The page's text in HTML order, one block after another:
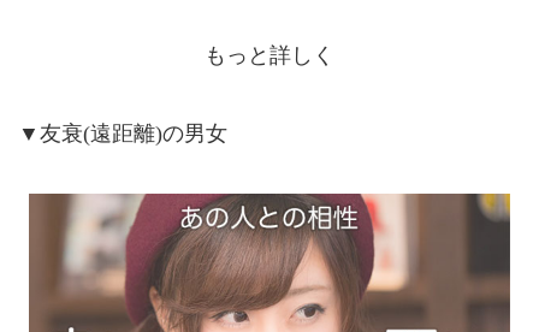
もっと詳しく
▼友衰(遠距離)の男女